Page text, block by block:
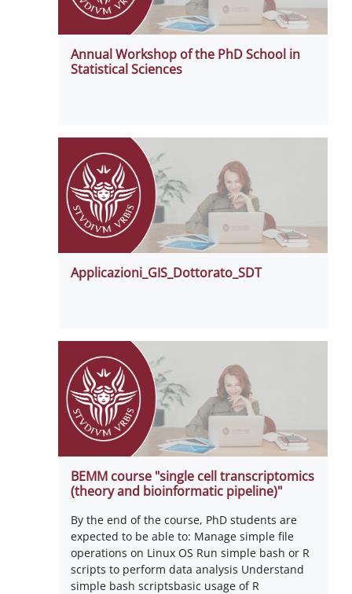
Annual Workshop of the PhD School in
Statistical Sciences
Applicazioni_GIS_Dottorato_SDT
BEMM course "single cell transcriptomics
(theory and bioinformatic pipeline)"
By the end of the course, PhD students are
expected to be able to: Manage simple file
operations on Linux OS Run simple bash or R
scripts to perform data analysis Understand
simple bash scriptsbasic usage of R